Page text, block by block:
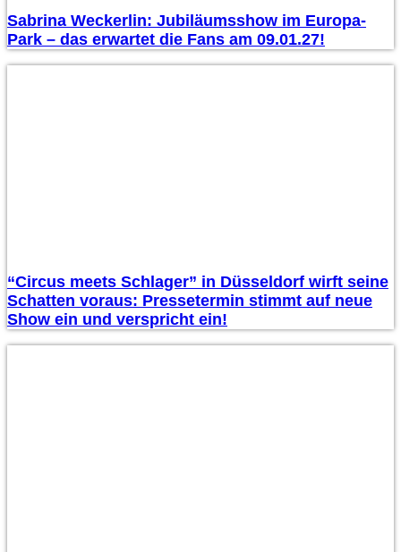
Sabrina Weckerlin: Jubiläumsshow im Europa-
Park – das erwartet die Fans am 09.01.27!
“Circus meets Schlager” in Düsseldorf wirft seine
Schatten voraus: Pressetermin stimmt auf neue
Show ein und verspricht ein!